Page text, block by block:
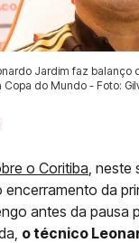
Jardim faz balanço
do Mundo - Foto:
o Coritiba ,
da
antes da pausa
o técnico